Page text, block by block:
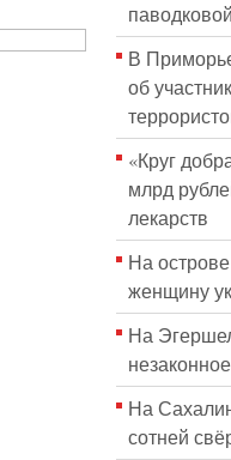
В
об
«Круг
млрд
лекарств
На
женщину
На
На
сотней